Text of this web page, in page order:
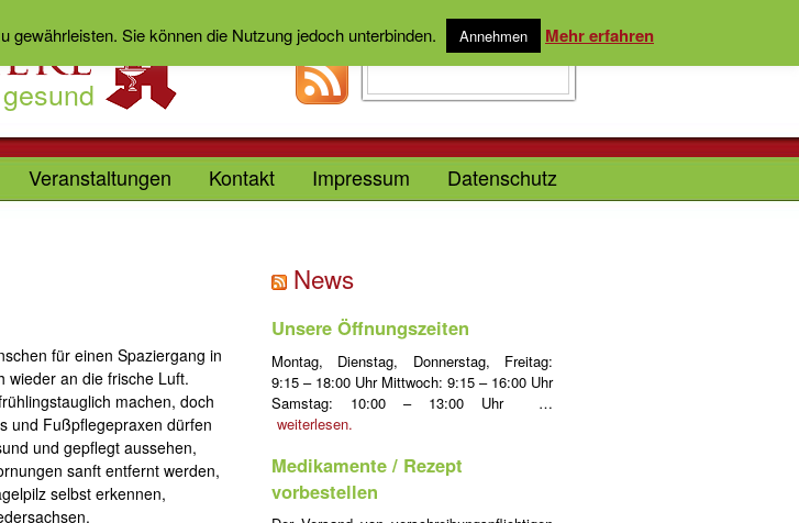
Veranstaltungen Kontakt Impressum Datenschutz
für einen Spaziergang in
wieder an die frische Luft.
machen, doch
und Fußpflegepraxen dürfen
und gepflegt aussehen,
sanft entfernt werden,
selbst erkennen,
News
Unsere Öffnungszeiten
Montag, Dienstag, Donnerstag, Freitag:
9:15 – 18:00 Uhr Mittwoch: 9:15 – 16:00 Uhr
Samstag: 10:00 – 13:00 Uhr …
weiterlesen.
Medikamente / Rezept
vorbestellen
Sie können die Nutzung jedoch unterbinden. Annehmen Mehr erfahren